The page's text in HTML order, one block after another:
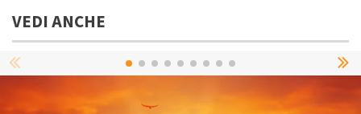
VEDI ANCHE